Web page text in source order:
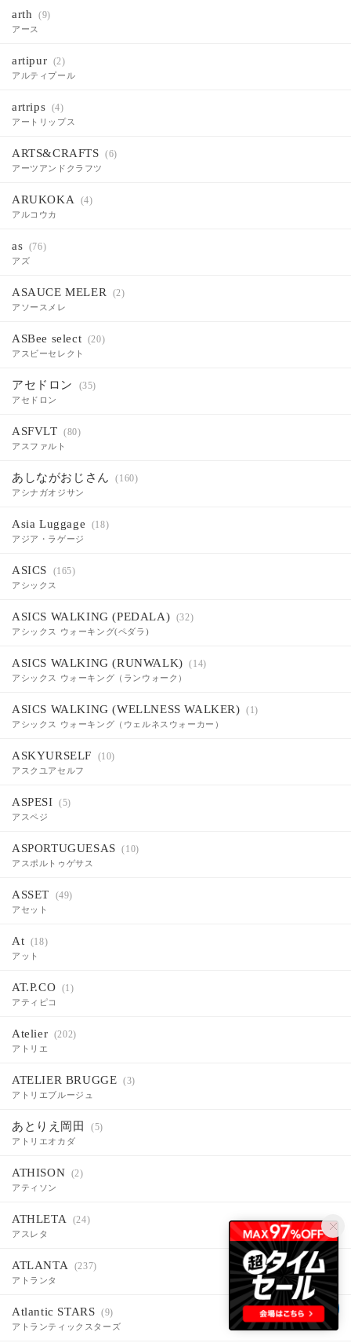
arth (9)
アース
artipur (2)
アルティプール
artrips (4)
アートリップス
ARTS&CRAFTS (6)
アーツアンドクラフツ
ARUKOKA (4)
アルコウカ
as (76)
アズ
ASAUCE MELER (2)
アソースメレ
ASBee select (20)
アスビーセレクト
アセドロン (35)
アセドロン
ASFVLT (80)
アスファルト
あしながおじさん (160)
アシナガオジサン
Asia Luggage (18)
アジア・ラゲージ
ASICS (165)
アシックス
ASICS WALKING (PEDALA) (32)
アシックス ウォーキング(ペダラ)
ASICS WALKING (RUNWALK) (14)
アシックス ウォーキング（ランウォーク）
ASICS WALKING (WELLNESS WALKER) (1)
アシックス ウォーキング（ウェルネスウォーカー）
ASKYURSELF (10)
アスクユアセルフ
ASPESI (5)
アスペジ
ASPORTUGUESAS (10)
アスポルトゥゲサス
ASSET (49)
アセット
At (18)
アット
AT.P.CO (1)
アティピコ
Atelier (202)
アトリエ
ATELIER BRUGGE (3)
アトリエブルージュ
あとりえ岡田 (5)
アトリエオカダ
ATHISON (2)
アティソン
ATHLETA (24)
アスレタ
ATLANTA (237)
アトランタ
Atlantic STARS (9)
アトランティックスターズ